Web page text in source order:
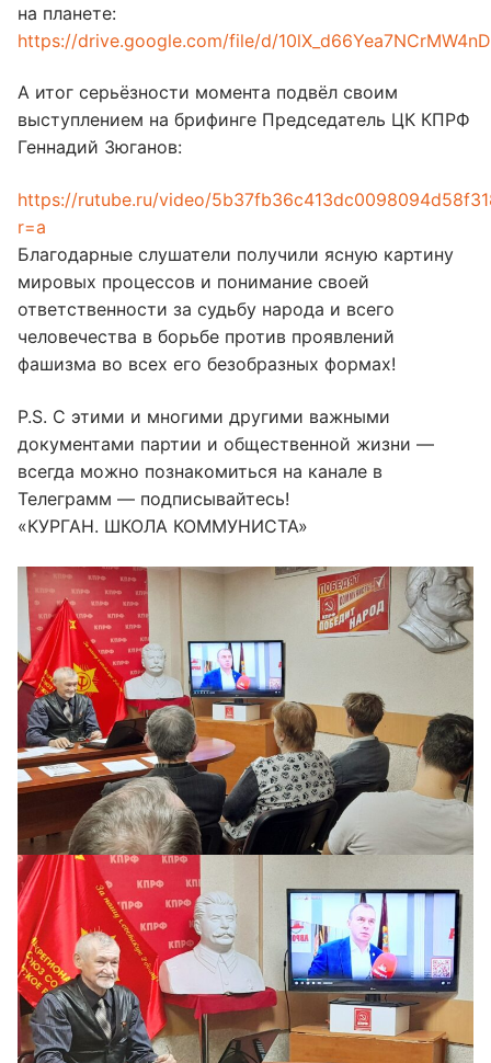
на планете:
https://drive.google.com/file/d/
А итог серьёзности момента подвёл своим
выступлением на брифинге Председатель ЦК КПРФ
Геннадий Зюганов:
https://rutube.ru/video/
r=a
Благодарные слушатели получили ясную картину
мировых процессов и понимание своей
ответственности за судьбу народа и всего
человечества в борьбе против проявлений
фашизма во всех его безобразных формах!
P.S. С этими и многими другими важными
документами партии и общественной жизни —
всегда можно познакомиться на канале в
Телеграмм — подписывайтесь!
«КУРГАН. ШКОЛА КОММУНИСТА»